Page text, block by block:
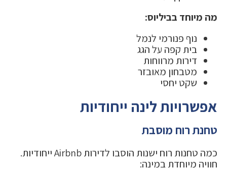
מה מיוחד בביליוס:
נוף פנורמי לנמל
בית קפה על הגג
דירות מרווחות
מטבחון מאובזר
שקט יחסי
אפשרויות לינה ייחודיות
טחנת רוח מוסבת
כמה טחנות רוח ישנות הוסבו לדירות Airbnb ייחודיות.
חוויה מיוחדת במינה: